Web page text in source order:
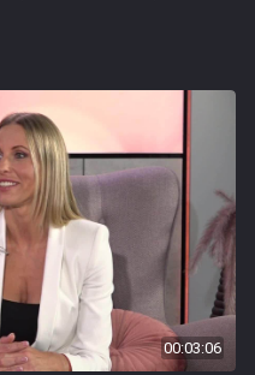
00:03:06